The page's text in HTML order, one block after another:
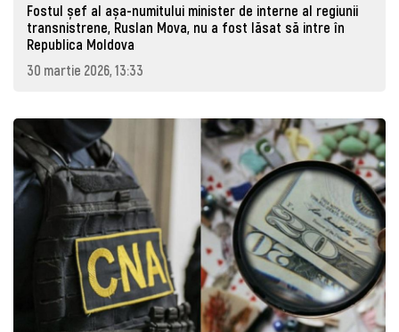
Fostul șef al așa-numitului minister de interne al regiunii
transnistrene, Ruslan Mova, nu a fost lăsat să intre în
Republica Moldova
30 martie 2026, 13:33